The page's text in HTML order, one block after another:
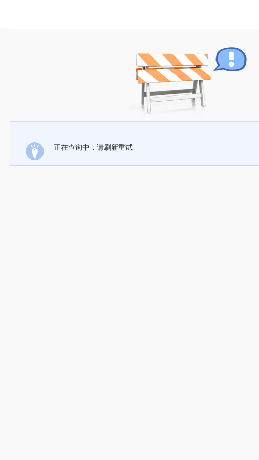
正在查询中，请刷新重试